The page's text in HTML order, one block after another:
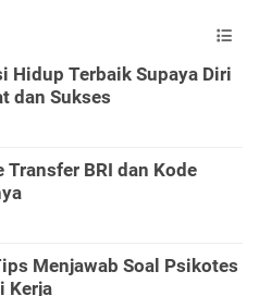
Hidup Terbaik Supaya Diri
dan Sukses
Transfer BRI dan Kode
Menjawab Soal Psikotes
Kerja